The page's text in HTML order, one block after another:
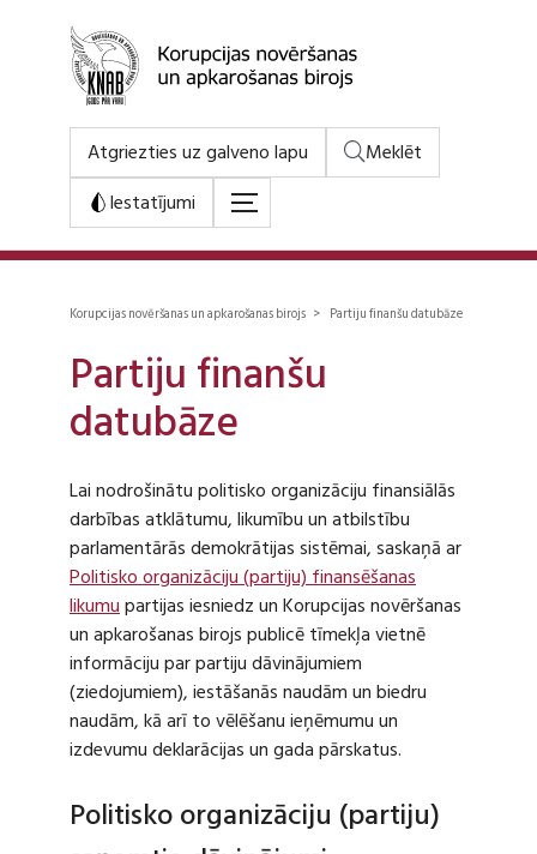
Atgriezties uz galveno lapu
Meklēt
Iestatījumi
Korupcijas novēršanas un apkarošanas birojs > Partiju finanšu datubāze
Partiju finanšu
datubāze
Lai nodrošinātu politisko organizāciju finansiālās
darbības atklātumu, likumību un atbilstību
parlamentārās demokrātijas sistēmai, saskaņā ar
Politisko organizāciju (partiju) finansēšanas
likumupartijas iesniedz un Korupcijas novēršanas
un apkarošanas birojs publicē tīmekļa vietnē
informāciju par partiju dāvinājumiem
(ziedojumiem), iestāšanās naudām un biedru
naudām, kā arī to vēlēšanu ieņēmumu un
izdevumu deklarācijas un gada pārskatus.
Politisko organizāciju (partiju)